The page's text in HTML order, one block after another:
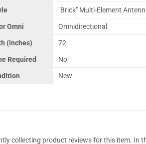
"Brick" Multi-Element
Omni Omnidirectional
(inches) 72
Required No
New
collecting product reviews for this item. In